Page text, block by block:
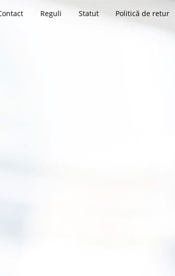
Reguli Statut Politică de retur